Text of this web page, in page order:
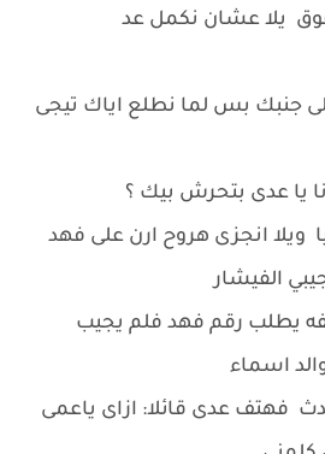
يلا عشان نكمل عد
جنبك بس لما نطلع اياك تيجى
يا عدى بتحرش بيك ؟
ويلا انجزى هروح ارن على فهد
الفيشار
يطلب رقم فهد فلم يجيب
اسماء
فهتف عدى قائلا: ازاى ياعمى